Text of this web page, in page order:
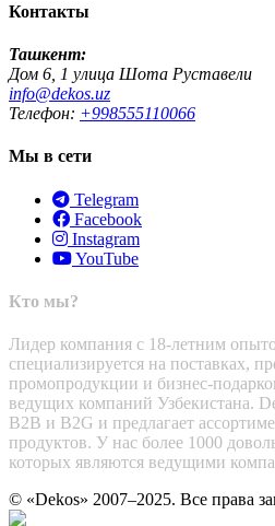
Контакты
Ташкент:
Дом 6, 1 улица Шота Руставели
info@dekos.uz
Телефон: +998555110066
Мы в сети
Telegram
Facebook
Instagram
YouTube
Кто мы?
Лидер компания с 18-летним
специализируется на поставках,
промопродукции и бизнес-
ведущих компаний Узбекистана.
B2B и B2G и предлагает
продуктов. У нас более 1000
которых являются ведущими
© «Dekos» 2007–2025. Все права